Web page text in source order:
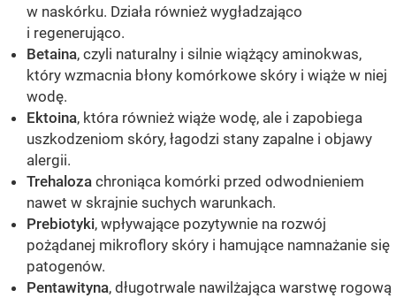
w naskórku. Działa również wygładzająco
i regenerująco.
Betaina, czyli naturalny i silnie wiążący aminokwas,
który wzmacnia błony komórkowe skóry i wiąże w niej
wodę.
Ektoina, która również wiąże wodę, ale i zapobiega
uszkodzeniom skóry, łagodzi stany zapalne i objawy
alergii.
Trehaloza chroniąca komórki przed odwodnieniem
nawet w skrajnie suchych warunkach.
Prebiotyki, wpływające pozytywnie na rozwój
pożądanej mikroflory skóry i hamujące namnażanie się
patogenów.
Pentawityna, długotrwale nawilżająca warstwę rogową